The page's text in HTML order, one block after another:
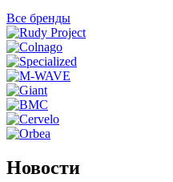
Все бренды
Новости